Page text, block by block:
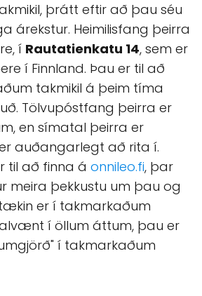
þrátt eftir að þau séu
árekstur. Heimilisfang þeirra
í Rautatienkatu 14, sem er
í Finnland. Þau er til að
takmikil á þeim tíma
Tölvupóstfang þeirra er
en símatal þeirra er
er auðangarlegt að rita í.
til að finna á onnileo.fi, þar
meira þekkustu um þau og
er í takmarkaðum
í öllum áttum, þau er
í takmarkaðum